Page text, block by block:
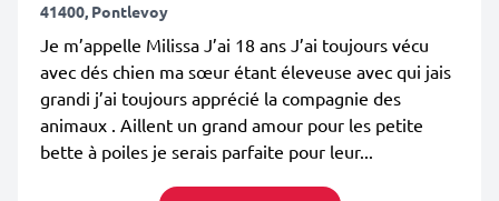
41400, Pontlevoy
Je m’appelle Milissa J’ai 18 ans J’ai toujours vécu
avec dés chien ma sœur étant éleveuse avec qui jais
grandi j’ai toujours apprécié la compagnie des
animaux . Aillent un grand amour pour les petite
bette à poiles je serais parfaite pour leur...